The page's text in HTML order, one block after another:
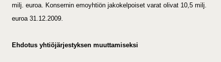
milj. euroa. Konsernin emoyhtiön jakokelpoiset varat olivat 10,5 milj.
euroa 31.12.2009.
Ehdotus yhtiöjärjestyksen muuttamiseksi